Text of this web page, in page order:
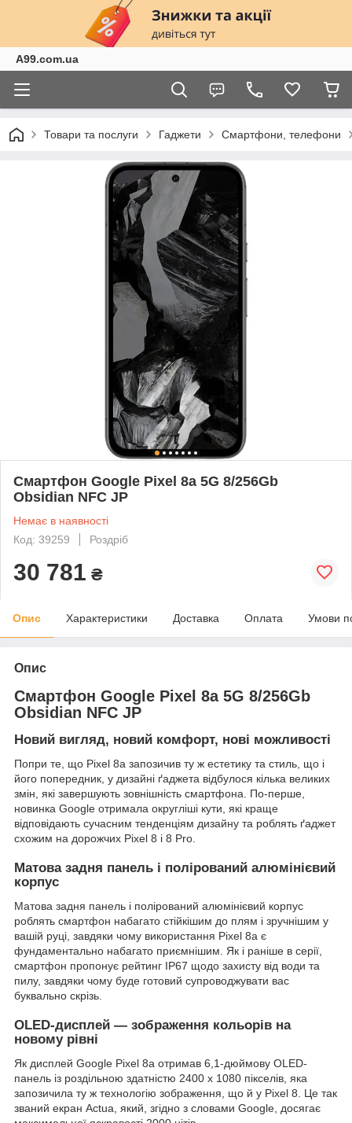
A99.com.ua
Товари та послуги Гаджети Смартфони, телефони
Смартфон Google Pixel 8a 5G 8/256Gb
Obsidian NFC JP
Немає в наявності
Код: 39259
Роздріб
30 781 ₴
Опис Характеристики Доставка Оплата Умови
Опис
Смартфон Google Pixel 8a 5G 8/256Gb
Obsidian NFC JP
Новий вигляд, новий комфорт, нові можливості
Попри те, що Pixel 8a запозичив ту ж естетику та стиль, що і
його попередник, у дизайні ґаджета відбулося кілька великих
змін, які завершують зовнішність смартфона. По-перше,
новинка Google отримала округліші кути, які краще
відповідають сучасним тенденціям дизайну та роблять ґаджет
схожим на дорожчих Pixel 8 і 8 Pro.
Матова задня панель і полірований алюмінієвий
корпус
Матова задня панель і полірований алюмінієвий корпус
роблять смартфон набагато стійкішим до плям і зручнішим у
вашій руці, завдяки чому використання Pixel 8a є
фундаментально набагато приємнішим. Як і раніше в серії,
смартфон пропонує рейтинг IP67 щодо захисту від води та
пилу, завдяки чому буде готовий супроводжувати вас
буквально скрізь.
OLED-дисплей — зображення кольорів на
новому рівні
Як дисплей Google Pixel 8a отримав 6,1-дюймову OLED-
панель із роздільною здатністю 2400 x 1080 пікселів, яка
запозичила ту ж технологію зображення, що й у Pixel 8. Це так
званий екран Actua, який, згідно з словами Google, досягає